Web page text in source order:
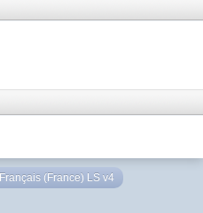
Français (France) LS v4